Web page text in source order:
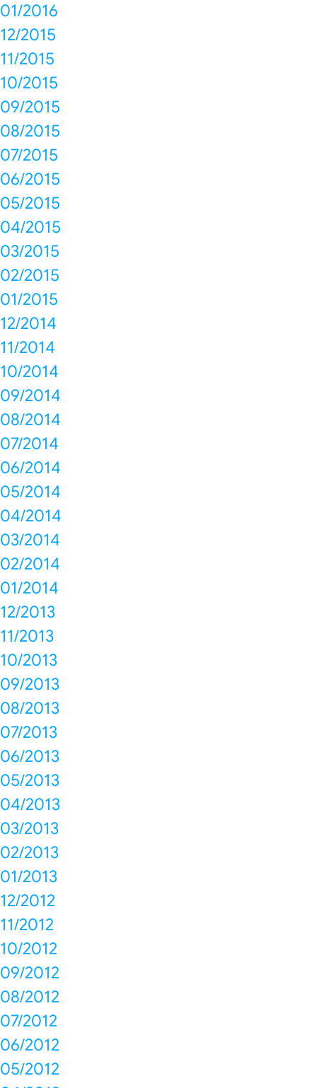
01/2016
12/2015
11/2015
10/2015
09/2015
08/2015
07/2015
06/2015
05/2015
04/2015
03/2015
02/2015
01/2015
12/2014
11/2014
10/2014
09/2014
08/2014
07/2014
06/2014
05/2014
04/2014
03/2014
02/2014
01/2014
12/2013
11/2013
10/2013
09/2013
08/2013
07/2013
06/2013
05/2013
04/2013
03/2013
02/2013
01/2013
12/2012
11/2012
10/2012
09/2012
08/2012
07/2012
06/2012
05/2012